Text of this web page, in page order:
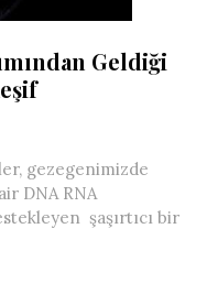
Geldiği
gezegenimizde
DNA RNA
şaşırtıcı bir